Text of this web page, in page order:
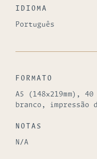
IDIOMA
Português
FORMATO
A5 (148x219mm),
branco,
NOTAS
N/A